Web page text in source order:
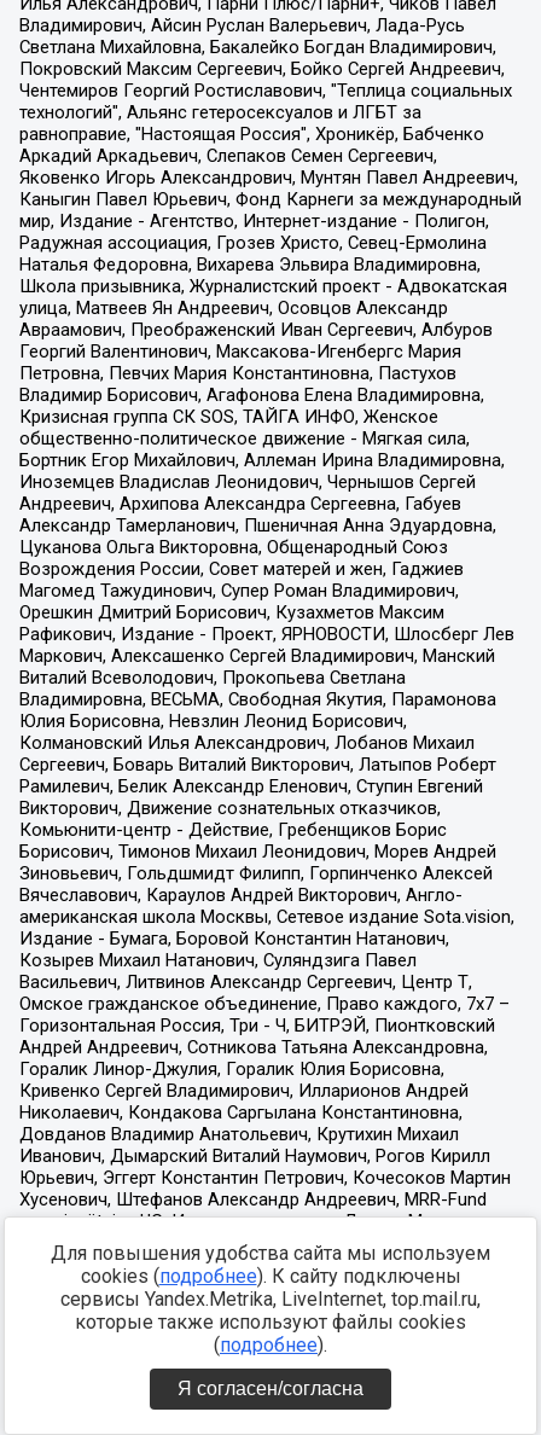
Для повышения удобства сайта мы используем
cookies (подробнее). К сайту подключены
сервисы Yandex.Metrika, LiveInternet, top.mail.ru,
которые также используют файлы cookies
(подробнее).
Я согласен/согласна